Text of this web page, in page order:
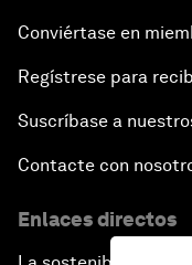
Conviértase en
Regístrese para
Suscríbase a
Contacte con
Enlaces directos